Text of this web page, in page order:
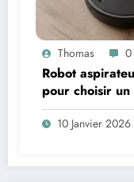
Thomas 0
Robot
pour choisir
à votre
10 Janvier 2026